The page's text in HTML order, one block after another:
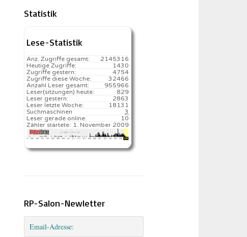
Statistik
Lese-Statistik
2145316
Anz. Zugriffe gesamt:
1430
Heutige Zugriffe:
4754
Zugriffe gestern:
32466
Zugriffe diese Woche:
955966
Anzahl Leser gesamt:
829️
Leser(sitzungen) heute:
2863
Leser gestern:
18131️
Leser letzte Woche:
3
Suchmaschinen
10
Leser gerade online:
1. November 2009
Zähler startete:
RP-Salon-Newletter